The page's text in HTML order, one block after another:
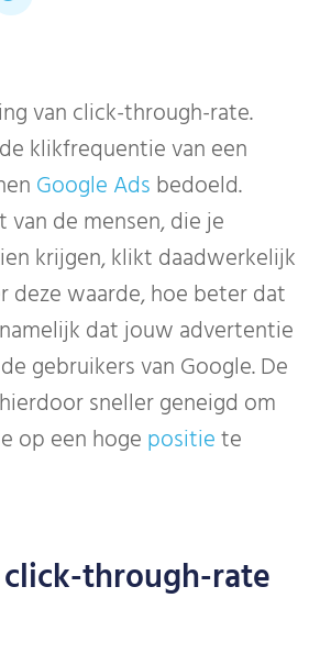
van click-through-rate.
klikfrequentie van een
Google Ads bedoeld.
de mensen, die je
krijgen, klikt daadwerkelijk
deze waarde, hoe beter dat
dat jouw advertentie
gebruikers van Google. De
sneller geneigd om
op een hoge positiete
through-rate